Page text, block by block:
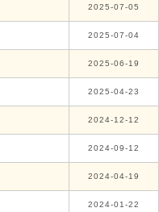
2025-07-05
2025-07-04
2025-06-19
2025-04-23
2024-12-12
2024-09-12
2024-04-19
2024-01-22